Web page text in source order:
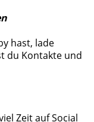
hast, lade
du Kontakte und
Zeit auf Social